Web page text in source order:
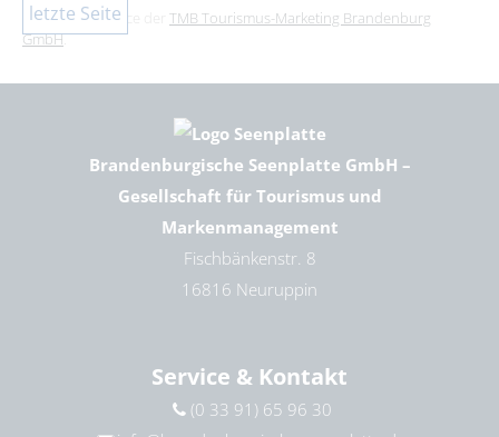
letzte Seite
Dies ist ein Service der TMB Tourismus-Marketing Brandenburg
GmbH.
Brandenburgische Seenplatte GmbH –
Gesellschaft für Tourismus und
Markenmanagement
Fischbänkenstr. 8
16816 Neuruppin
Service & Kontakt
(0 33 91) 65 96 30